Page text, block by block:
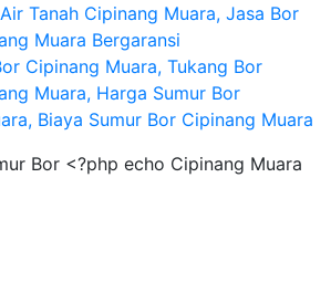
Tanah Cipinang Muara, Jasa Bor
Muara Bergaransi
Cipinang Muara, Tukang Bor
Muara, Harga Sumur Bor
Biaya Sumur Bor Cipinang Muara